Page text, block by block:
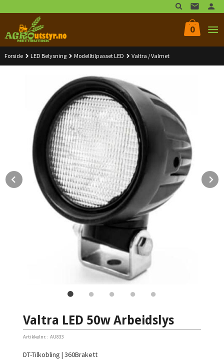
til
innholdet
0
Forside LED Belysning Modelltilpasset LED Valtra / Valmet
Prev
Valtra LED 50w Arbeidslys
Artikkelnr.: AU833
DT-Tilkobling | 360Brakett